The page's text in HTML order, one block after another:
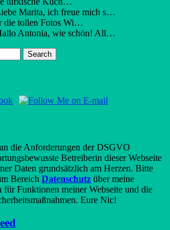
Marita, ich freue mich s…
die tollen Fotos Wi…
Antonia, wie schön! All…
die Anforderungen der DSGVO
Betreiberin dieser Webseite
Daten grundsätzlich am Herzen. Bitte
Bereich Datenschutz über meine
für Funktionen meiner Webseite und die
Eure Nic!